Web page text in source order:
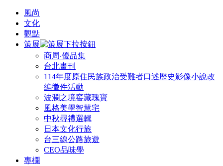
風尚
文化
觀點
策展
商周‧優品集
台北畫刊
114年度原住民族政治受難者口述歷史影像小說改
編徵件活動
波瀾之境窖藏瑰寶
風格美學智慧宅
中秋尋禮選輯
日本文化行旅
台三線公路旅遊
CEO品味學
專欄